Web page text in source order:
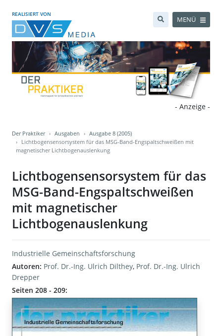
REALISIERT VON
MENÜ
- Anzeige -
Der Praktiker Ausgaben
Ausgabe 8 (2005)
Lichtbogensensorsystem für das MSG-Band-Engspaltschweißen mit
magnetischer Lichtbogenauslenkung
Lichtbogensensorsystem für das
MSG-Band-Engspaltschweißen
mit magnetischer
Lichtbogenauslenkung
Industrielle Gemeinschaftsforschung
Autoren: Prof. Dr.-Ing. Ulrich Dilthey, Prof. Dr.-Ing. Ulrich
Drepper
Seiten 208 - 209: